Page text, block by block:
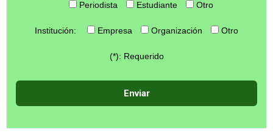
Periodista
Estudiante Otro
Institución: Empresa Organización Otro
(*): Requerido